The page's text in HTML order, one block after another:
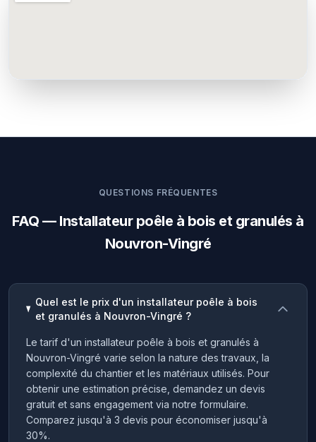
QUESTIONS FRÉQUENTES
FAQ — Installateur poêle à bois et granulés à
Nouvron-Vingré
Quel est le prix d'un installateur poêle à bois
et granulés à Nouvron-Vingré ?
Le tarif d'un installateur poêle à bois et granulés à
Nouvron-Vingré varie selon la nature des travaux, la
complexité du chantier et les matériaux utilisés. Pour
obtenir une estimation précise, demandez un devis
gratuit et sans engagement via notre formulaire.
Comparez jusqu'à 3 devis pour économiser jusqu'à
30%.